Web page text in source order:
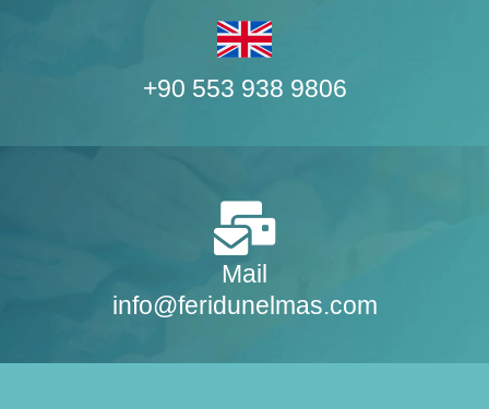
+90 553 938 9806
Mail
info@feridunelmas.com